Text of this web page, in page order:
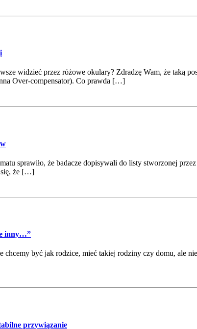
widzieć przez różowe okulary? Zdradzę Wam, że taką
Over-compensator). Co prawda […]
sprawiło, że badacze dopisywali do listy stworzonej
się, że […]
inny…”
być jak rodzice, mieć takiej rodziny czy domu, ale
przywiązanie